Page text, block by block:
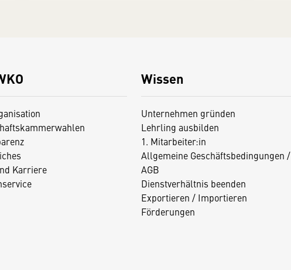
Karriere
Wissen
Unternehmen gründen
Lehrling ausbilden
1. Mitarbeiter:in
Allgemeine Geschäftsbedingungen /
AGB
Dienstverhältnis beenden
Exportieren / Importieren
Förderungen